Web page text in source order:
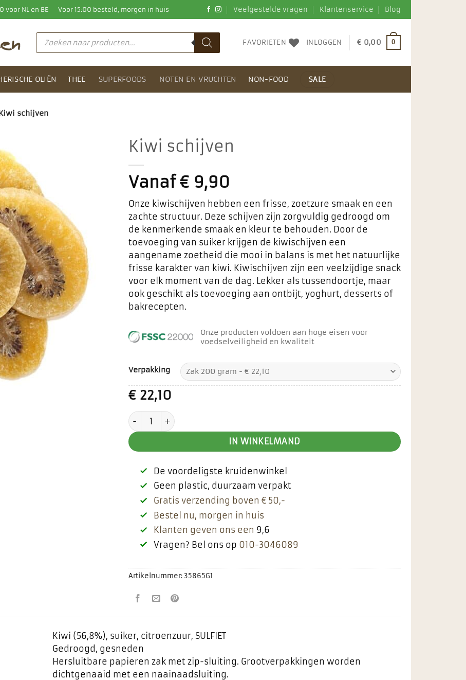
voor NL en BE Voor 15:00 besteld, morgen in huis Veelgestelde vragen Klantenservice Blog
Producten
zoeken FAVORIETEN INLOGGEN € 0,00 0
OLIËN THEE SUPERFOODS NOTEN EN VRUCHTEN NON-FOOD SALE
schijven
Kiwi schijven
Vanaf€9,90
Onze kiwischijven hebben een frisse, zoetzure smaak en een
zachte structuur. Deze schijven zijn zorgvuldig gedroogd om
de kenmerkende smaak en kleur te behouden. Door de
toevoeging van suiker krijgen de kiwischijven een
aangename zoetheid die mooi in balans is met het natuurlijke
frisse karakter van kiwi. Kiwischijven zijn een veelzijdige snack
voor elk moment van de dag. Lekker als tussendoortje, maar
ook geschikt als toevoeging aan ontbijt, yoghurt, desserts of
bakrecepten.
Onze producten voldoen aan hoge eisen voor
voedselveiligheid en kwaliteit
Verpakking
€22,10
Kiwi schijven aantal
IN WINKELMAND
De voordeligste kruidenwinkel
Geen plastic, duurzaam verpakt
Gratis verzending boven € 50,-
Bestel nu, morgen in huis
Klanten geven ons een 9,6
Vragen? Bel ons op 010-3046089
Artikelnummer:35865G1
Kiwi (56,8%), suiker, citroenzuur, SULFIET
Gedroogd, gesneden
Hersluitbare papieren zak met zip-sluiting. Grootverpakkingen worden
dichtgenaaid met een naainaadsluiting.